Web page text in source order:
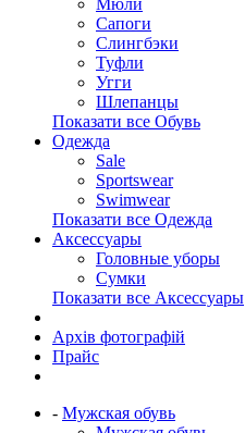
Сапоги
Слингбэки
Туфли
Угги
Шлепанцы
Показати все Обувь
Одежда
Sale
Sportswear
Swimwear
Показати все Одежда
Аксессуары
Головные уборы
Сумки
Показати все Аксессуары
Архів фотографій
Прайс
- Мужская обувь